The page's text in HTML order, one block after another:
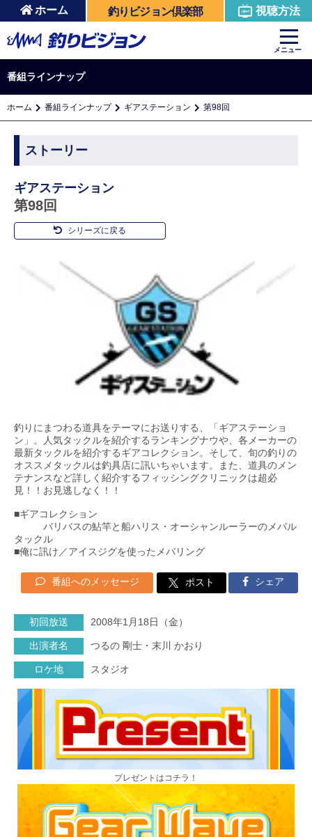
ホーム 釣りビジョン倶楽部 視聴方法
メニュー
番組ラインナップ
ホーム 番組ラインナップ ギアステーション 第98回
ストーリー
ギアステーション
第98回
シリーズに戻る
釣りにまつわる道具をテーマにお送りする、「ギアステーショ
ン」。人気タックルを紹介するランキングナウや、各メーカーの
最新タックルを紹介するギアコレクション。そして、旬の釣りの
オススメタックルは釣具店に訊いちゃいます。また、道具のメン
テナンスなど詳しく紹介するフィッシングクリニックは超必
見！！お見逃しなく！！
■ギアコレクション
バリバスの鮎竿と船ハリス・オーシャンルーラーのメバル
タックル
■俺に訊け／アイスジグを使ったメバリング
番組へのメッセージ ポスト シェア
初回放送 2008年1月18日（金）
出演者名 つるの 剛士・末川 かおり
ロケ地 スタジオ
プレゼントはコチラ！